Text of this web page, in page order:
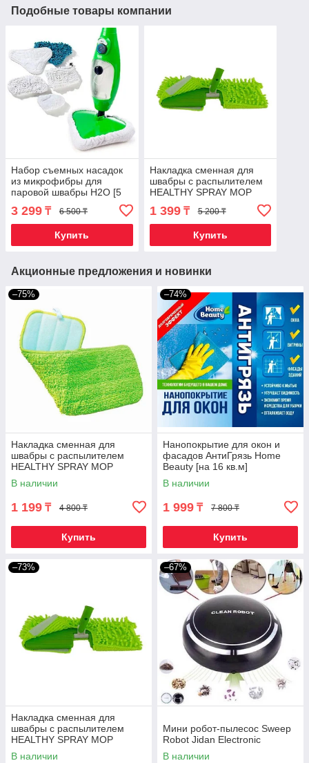
Подобные товары компании
Набор съемных насадок
из микрофибры для
паровой швабры H2O [5
3 299 ₸ 6 500 ₸
Купить
Накладка сменная для
швабры с распылителем
HEALTHY SPRAY MOP
(Двухсторонняя)
1 399₸ 5 200 ₸
Купить
Акционные предложения и новинки
–75%
Накладка сменная для
швабры с распылителем
HEALTHY SPRAY MOP
(Односторонняя)
В наличии
1 199 ₸ 4 800 ₸
Купить
–74%
Нанопокрытие для окон и
фасадов АнтиГрязь Home
Beauty [на 16 кв.м]
В наличии
1 999 ₸ 7 800 ₸
Купить
–73%
Накладка сменная для
швабры с распылителем
HEALTHY SPRAY MOP
(Двухсторонняя)
В наличии
–67%
Мини робот-пылесос Sweep
Robot Jidan Electronic
В наличии